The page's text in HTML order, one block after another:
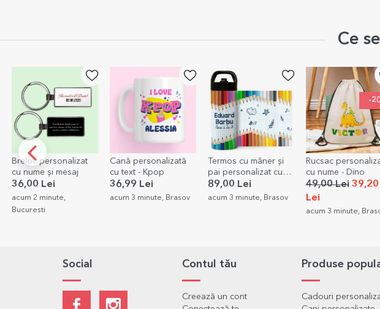
Ce
Cană personalizată
cu text - Kpop
36,99 Lei
acum 3 minute, Brasov
Termos cu mâner și
pai personalizat cu
nume - Creioane
colorate
89,00 Lei
acum 3 minute, Brasov
-20%
Rucsac personalizat
cu nume - Dino
49,00 Lei
Lei
Vin spumant
personalizat cu text
Royalty
79,99 Lei
acum 6 minute,
Bucuresti
Social Contul tău
Creează un cont
Produse
Cadouri